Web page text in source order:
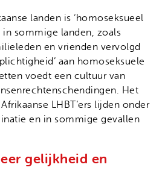
landen is ‘homoseksueel
in sommige landen, zoals
en vrienden vervolgd
aan homoseksuele
voedt een cultuur van
Het
LHBT’ers lijden onder
en in sommige gevallen
gelijkheid en